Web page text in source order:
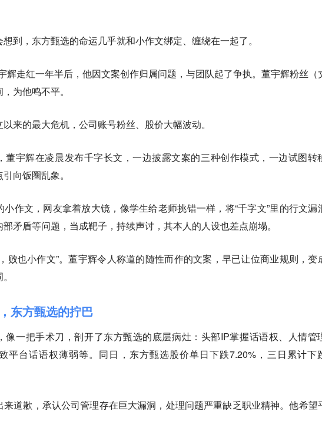
到，东方甄选的命运几乎就和小作文绑定、缠绕在一起了。
辉走红一年半后，他因文案创作归属问题，与团队起了争执。董宇辉粉丝（
为他鸣不平。
来的最大危机，公司账号粉丝、股价大幅波动。
董宇辉在凌晨发布千字长文，一边披露文案的三种创作模式，一边试图转
向饭圈乱象。
作文，网友拿着放大镜，像学生给老师挑错一样，将“千字文”里的行文漏
矛盾等问题，当成靶子，持续声讨，其本人的人设也差点崩塌。
败也小作文”。董宇辉令人称道的随性而作的文案，早已让位商业规则，变
东方甄选的拧巴
像一把手术刀，剖开了东方甄选的底层病灶：头部IP掌握话语权、人情管
平台话语权薄弱等。同日，东方甄选股价单日下跌7.20%，三日累计下
来道歉，承认公司管理存在巨大漏洞，处理问题严重缺乏职业精神。他希望